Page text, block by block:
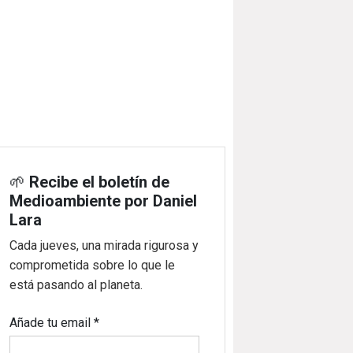
🌱 Recibe el boletín de
Medioambiente por Daniel
Lara
Cada jueves, una mirada rigurosa y
comprometida sobre lo que le
está pasando al planeta.
Añade tu email*